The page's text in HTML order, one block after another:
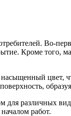
Во-
Кроме того,
цвет,
различных
работ.